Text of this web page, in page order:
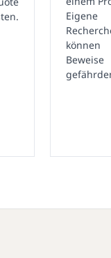
Eigene
können
Beweise